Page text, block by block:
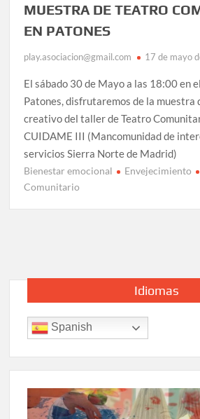
MUESTRA DE TEATRO
EN PATONES
play.asociacion@gmail.com 17 de mayo
El sábado 30 de Mayo a las 18:00 en
Patones, disfrutaremos de la muestra
creativo del taller de Teatro
CUIDAME III (Mancomunidad de
servicios Sierra Norte de Madrid)
Bienestar emocional Envejecimiento
Comunitario
Idiomas
Spanish